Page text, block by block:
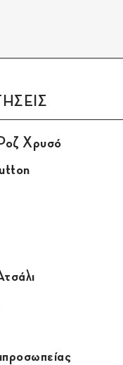
Ροζ Χρυσό